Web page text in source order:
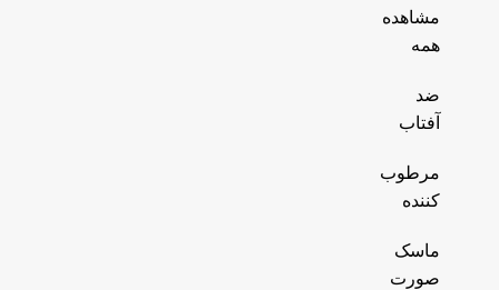
مشاهده
همه
ضد
آفتاب
مرطوب
کننده
ماسک
صورت